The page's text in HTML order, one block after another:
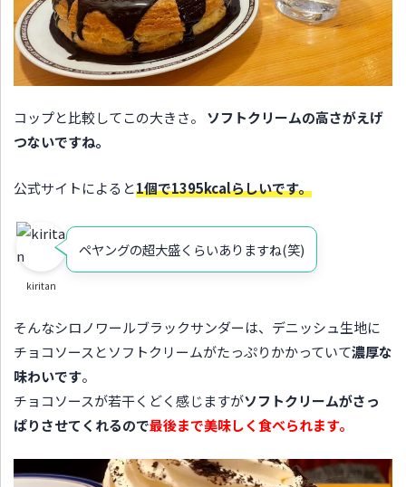
コップと比較してこの大きさ。 ソフトクリームの高さがえげ
つないですね。
公式サイトによると1個で1395kcalらしいです。
kiritan
ペヤングの超大盛くらいありますね(笑)
そんなシロノワールブラックサンダーは、デニッシュ生地に
チョコソースとソフトクリームがたっぷりかかっていて濃厚な
味わいです。
チョコソースが若干くどく感じますがソフトクリームがさっ
ぱりさせてくれるので最後まで美味しく食べられます。